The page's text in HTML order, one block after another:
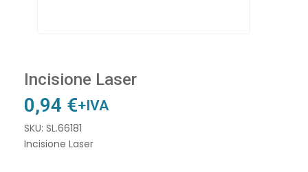
Incisione Laser
0,94 €+IVA
SKU: SL.66181
Incisione Laser